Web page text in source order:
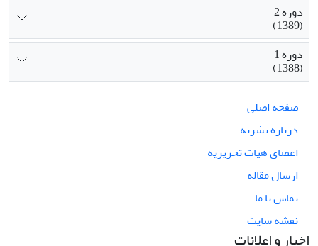
دوره 2
(1389)
دوره 1
(1388)
صفحه اصلی
درباره نشریه
اعضای هیات تحریریه
ارسال مقاله
تماس با ما
نقشه سایت
اخبار و اعلانات